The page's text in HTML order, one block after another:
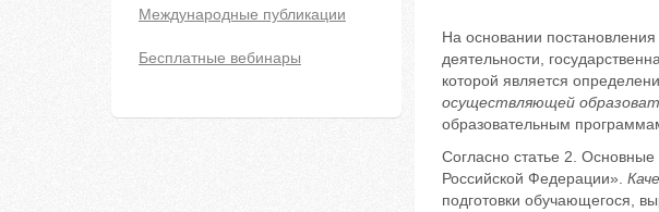
Международные публикации
Бесплатные вебинары
На основании
деятельности,
которой является
осуществляющей
образовательным
Согласно статье 2.
Российской Федерации».
подготовки обучающегося,